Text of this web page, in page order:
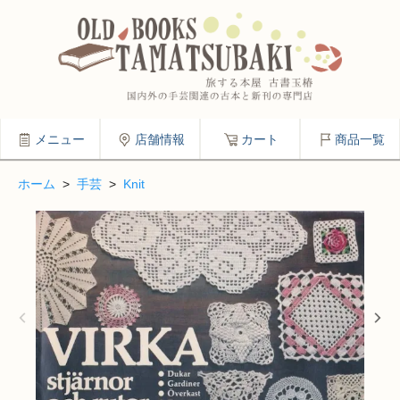
メニュー 店舗情報 カート 商品一覧
ホーム > 手芸 > Knit